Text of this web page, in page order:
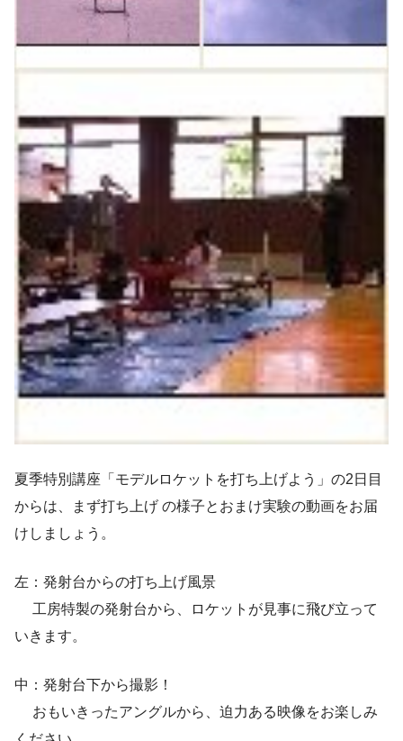
夏季特別講座「モデルロケットを打ち上げよう」の2日目
からは、まず打ち上げ の様子とおまけ実験の動画をお届
けしましょう。
左：発射台からの打ち上げ風景
工房特製の発射台から、ロケットが見事に飛び立って
いきます。
中：発射台下から撮影！
おもいきったアングルから、迫力ある映像をお楽しみ